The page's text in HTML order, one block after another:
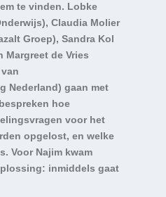
te vinden. Lobke
Claudia Molier
Groep), Sandra Kol
Margreet de Vries
Nederland) gaan met
hoe
voor het
opgelost, en welke
Voor Najim kwam
inmiddels gaat